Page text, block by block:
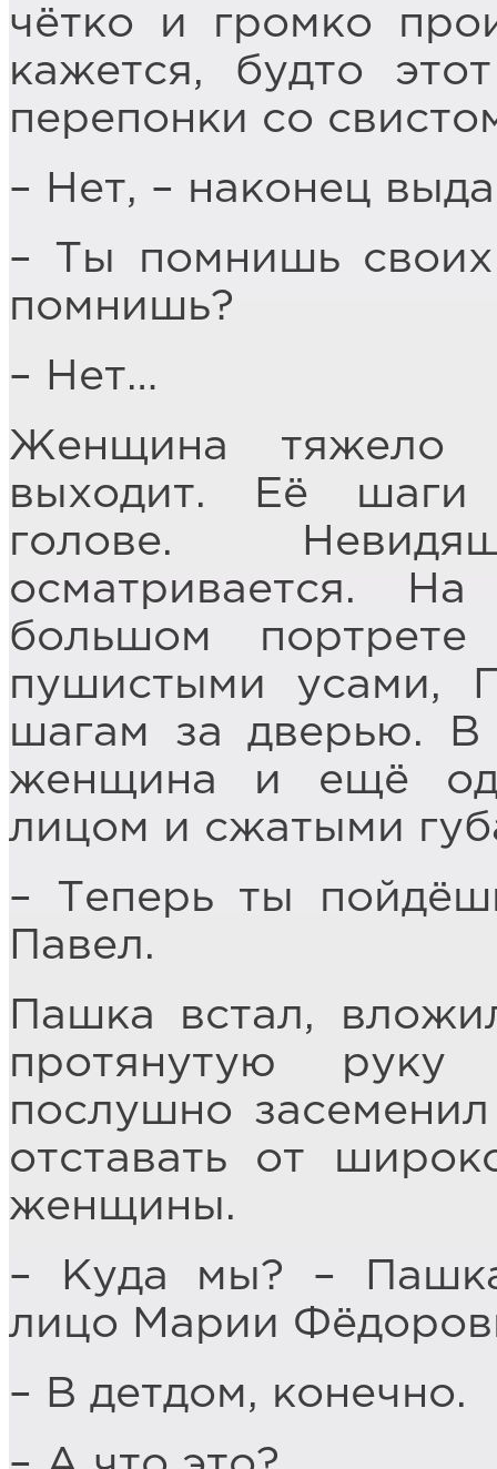
чётко и громко
кажется, будто
перепонки со
– Нет, – наконец
– Ты помнишь
помнишь?
– Нет…
Женщина тяжело
выходит. Её
голове.
осматривается.
большом
пушистыми усами,
шагам за дверью. В
женщина и ещё
лицом и сжатыми
– Теперь ты
Павел.
Пашка встал,
протянутую
послушно
отставать от
женщины.
– Куда мы? –
лицо Марии
– В детдом, конечно.